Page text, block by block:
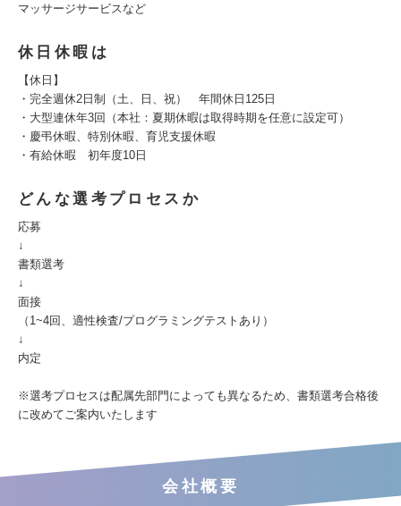
マッサージサービスなど
休日休暇は
【休日】
・完全週休2日制（土、日、祝） 年間休日125日
・大型連休年3回（本社：夏期休暇は取得時期を任意に設定可）
・慶弔休暇、特別休暇、育児支援休暇
・有給休暇 初年度10日
どんな選考プロセスか
応募
↓
書類選考
↓
面接
（1~4回、適性検査/プログラミングテストあり）
↓
内定
※選考プロセスは配属先部門によっても異なるため、書類選考合格後
に改めてご案内いたします
会社概要